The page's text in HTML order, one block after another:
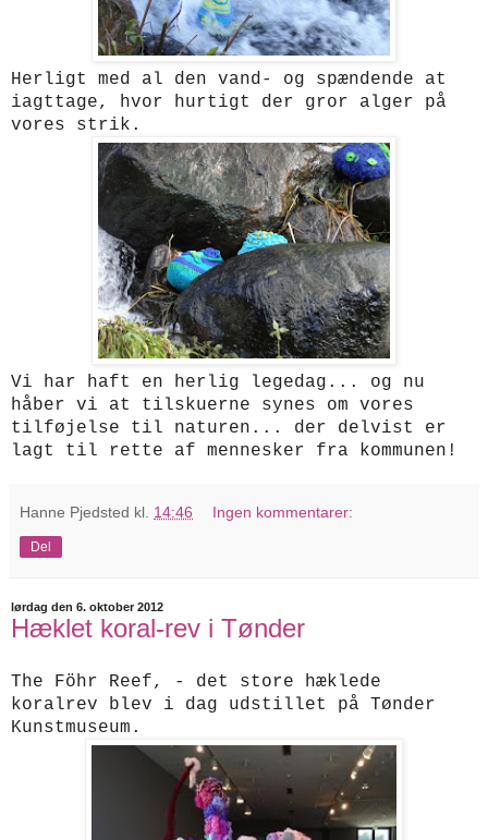
Herligt med al den vand- og spændende at
iagttage, hvor hurtigt der gror alger på
vores strik.
Vi har haft en herlig legedag... og nu
håber vi at tilskuerne synes om vores
tilføjelse til naturen... der delvist er
lagt til rette af mennesker fra kommunen!
Hanne Pjedsted kl. 14:46 Ingen kommentarer:
Del
lørdag den 6. oktober 2012
Hæklet koral-rev i Tønder
The Föhr Reef, - det store hæklede
koralrev blev i dag udstillet på Tønder
Kunstmuseum.